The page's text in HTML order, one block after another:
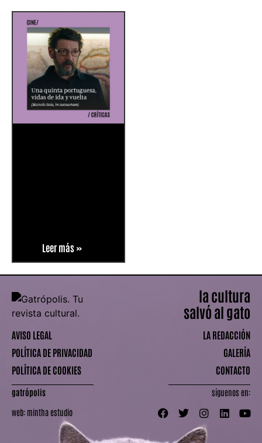
Leer más »
AVISO LEGAL
POLÍTICA DE PRIVACIDAD
POLÍTICA DE COOKIES
gatrópolis
web: mintha estudio
la cultura
salvó al gato
LA REDACCIÓN
GALERÍA
CONTACTO
síguenos en: